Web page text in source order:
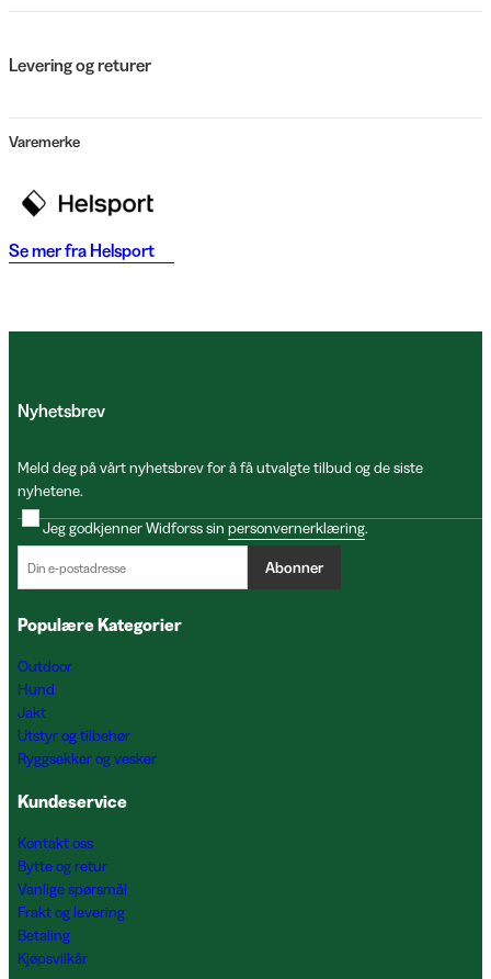
Levering og returer
Varemerke
Se mer fra Helsport
Nyhetsbrev
Meld deg på vårt nyhetsbrev for å få utvalgte tilbud og de siste
nyhetene.
Jeg godkjenner Widforss sin personvernerklæring.
Abonner
Populære Kategorier
Outdoor
Hund
Jakt
Utstyr og tilbehør
Ryggsekker og vesker
Kundeservice
Kontakt oss
Bytte og retur
Vanlige spørsmål
Frakt og levering
Betaling
Kjøpsvilkår